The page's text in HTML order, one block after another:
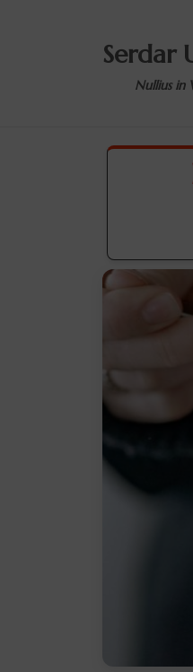
Serdar
Nullius in